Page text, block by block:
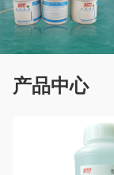
产品中心